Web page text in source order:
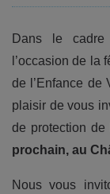
Dans le
l’occasion de la
de l’Enfance de
plaisir de vous
de protection de
prochain, au
Nous vous